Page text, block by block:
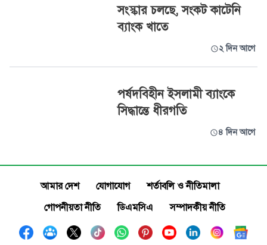
সংস্কার চলছে, সংকট কাটেনি
ব্যাংক খাতে
২ দিন আগে
পর্ষদবিহীন ইসলামী ব্যাংকে
সিদ্ধান্তে ধীরগতি
৪ দিন আগে
আমার দেশ যোগাযোগ
শর্তাবলি ও নীতিমালা
গোপনীয়তা নীতি
ডিএমসিএ সম্পাদকীয় নীতি